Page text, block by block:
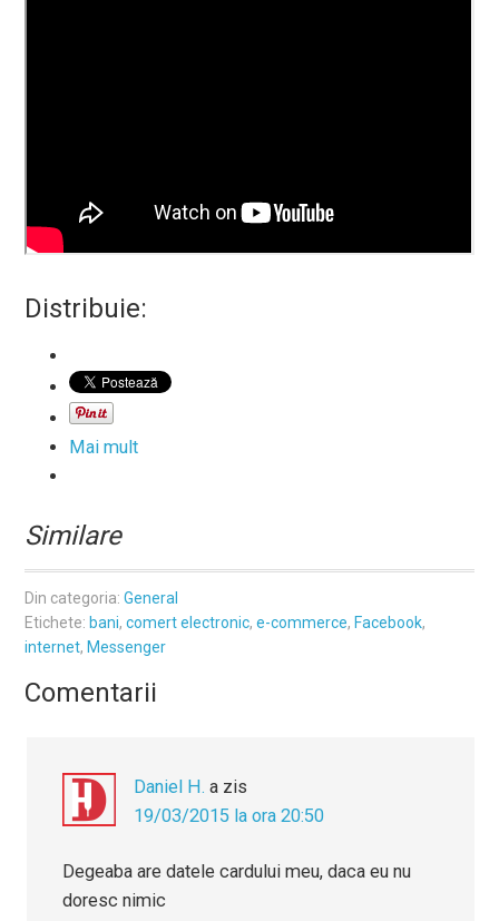
Distribuie:
Mai mult
Similare
Din categoria:General
Etichete: bani,comert electronic,e-commerce, Facebook,
internet, Messenger
Comentarii
Daniel H. a zis
19/03/2015 la ora 20:50
Degeaba are datele cardului meu, daca eu nu
doresc nimic